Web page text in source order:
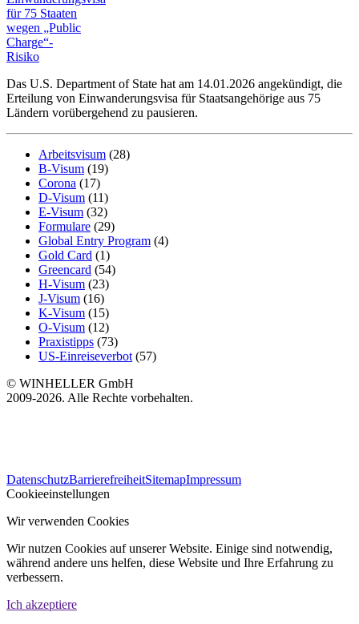
Das U.S. Department of State hat am 14.01.2026 angekündigt, die
Erteilung von Einwanderungsvisa für Staatsangehörige aus 75
Ländern vorübergehend zu pausieren.
Arbeitsvisum (28)
B-Visum (19)
Corona (17)
D-Visum (11)
E-Visum (32)
Formulare (29)
Global Entry Program (4)
Gold Card (1)
Greencard (54)
H-Visum (23)
J-Visum (16)
K-Visum (15)
O-Visum (12)
Praxistipps (73)
US-Einreiseverbot (57)
© WINHELLER GmbH
2009-2026. Alle Rechte vorbehalten.
WINHELLER GmbH
DatenschutzBarrierefreiheitSitemapImpressum
Cookieeinstellungen
Wir verwenden Cookies
Wir nutzen Cookies auf unserer Website. Einige sind notwendig,
während andere uns helfen, diese Website und Ihre Erfahrung zu
verbessern.
Ich akzeptiere